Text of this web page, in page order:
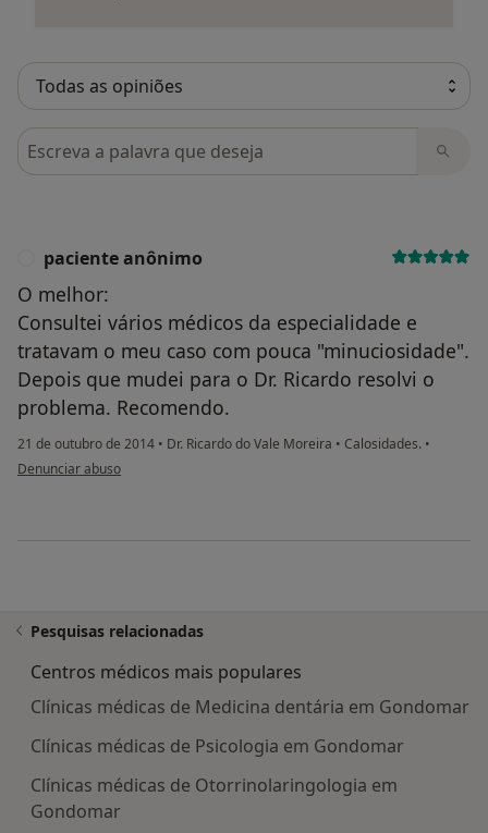
Pesquisar em opiniões
paciente anônimo
O melhor:
Consultei vários médicos da especialidade e
tratavam o meu caso com pouca "minuciosidade".
Depois que mudei para o Dr. Ricardo resolvi o
problema. Recomendo.
21 de outubro de 2014 • Dr. Ricardo do Vale Moreira • Calosidades. •
na opinião do utilizador paciente anônimo
Denunciar abuso
Pesquisas relacionadas
Centros médicos mais populares
Clínicas médicas de Medicina dentária em Gondomar
Clínicas médicas de Psicologia em Gondomar
Clínicas médicas de Otorrinolaringologia em
Gondomar